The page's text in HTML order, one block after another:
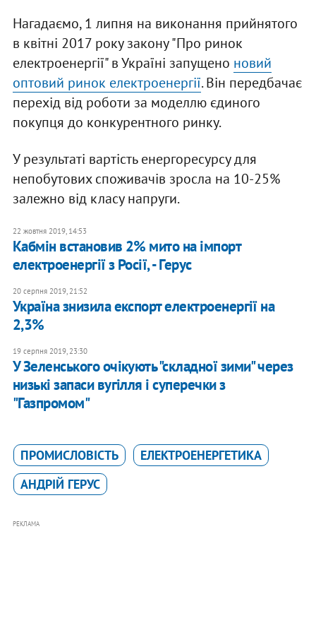
Нагадаємо, 1 липня на виконання прийнятого
в квітні 2017 року закону "Про ринок
електроенергії" в Україні запущено новий
оптовий ринок електроенергії. Він передбачає
перехід від роботи за моделлю єдиного
покупця до конкурентного ринку.
У результаті вартість енергоресурсу для
непобутових споживачів зросла на 10-25%
залежно від класу напруги.
22 жовтня 2019, 14:53
Кабмін встановив 2% мито на імпорт
електроенергії з Росії, - Герус
20 серпня 2019, 21:52
Україна знизила експорт електроенергії на
2,3%
19 серпня 2019, 23:30
У Зеленського очікують "складної зими" через
низькі запаси вугілля і суперечки з
"Газпромом"
ПРОМИСЛОВІСТЬ
ЕЛЕКТРОЕНЕРГЕТИКА
АНДРІЙ ГЕРУС
РЕКЛАМА